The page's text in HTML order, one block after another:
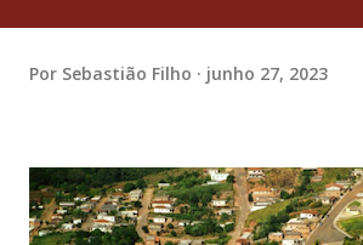
Por Sebastião Filho junho 27, 2023